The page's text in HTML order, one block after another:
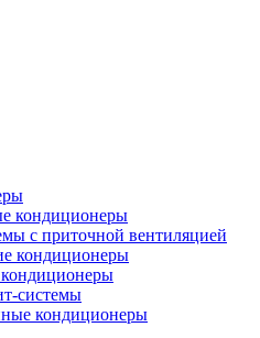
кондиционеры
с приточной вентиляцией
кондиционеры
системы
кондиционеры